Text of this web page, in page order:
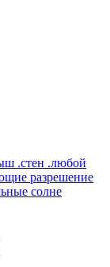
.стен .любой
разрешение
солне